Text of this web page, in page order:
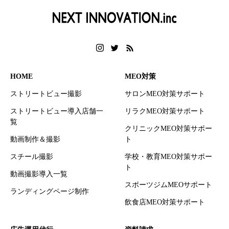
HOME
ストリートビュー撮影
ストリートビュー導入店舗一
覧
動画制作＆撮影
スチール撮影
動画撮影導入一覧
ランディングページ制作
MEO対策
サロンMEO対策サポート
リラクMEO対策サポート
クリニックMEO対策サポー
ト
学校・教育MEO対策サポー
ト
スポーツジムMEOサポート
飲食店MEO対策サポート